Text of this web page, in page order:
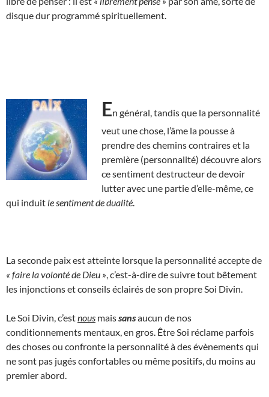
disque dur programmé spirituellement.
En général, tandis que la personnalité
veut une chose, l’âme la pousse à
prendre des chemins contraires et la
première (personnalité) découvre alors
ce sentiment destructeur de devoir
lutter avec une partie d’elle-même, ce
qui induit le sentiment de dualité
La seconde paix est atteinte lorsque la personnalité accepte de
« faire la volonté de Dieu » , c’est-à-dire de suivre tout bêtement
les injonctions et conseils éclairés de son propre Soi Divin.
Le Soi Divin, c’estnous maissansaucun de nos
conditionnements mentaux, en gros. Être Soi réclame parfois
des choses ou confronte la personnalité à des évènements qui
ne sont pas jugés confortables ou même positifs, du moins au
premier abord.